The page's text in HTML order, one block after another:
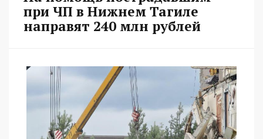
при ЧП в Нижнем Тагиле
направят 240 млн рублей